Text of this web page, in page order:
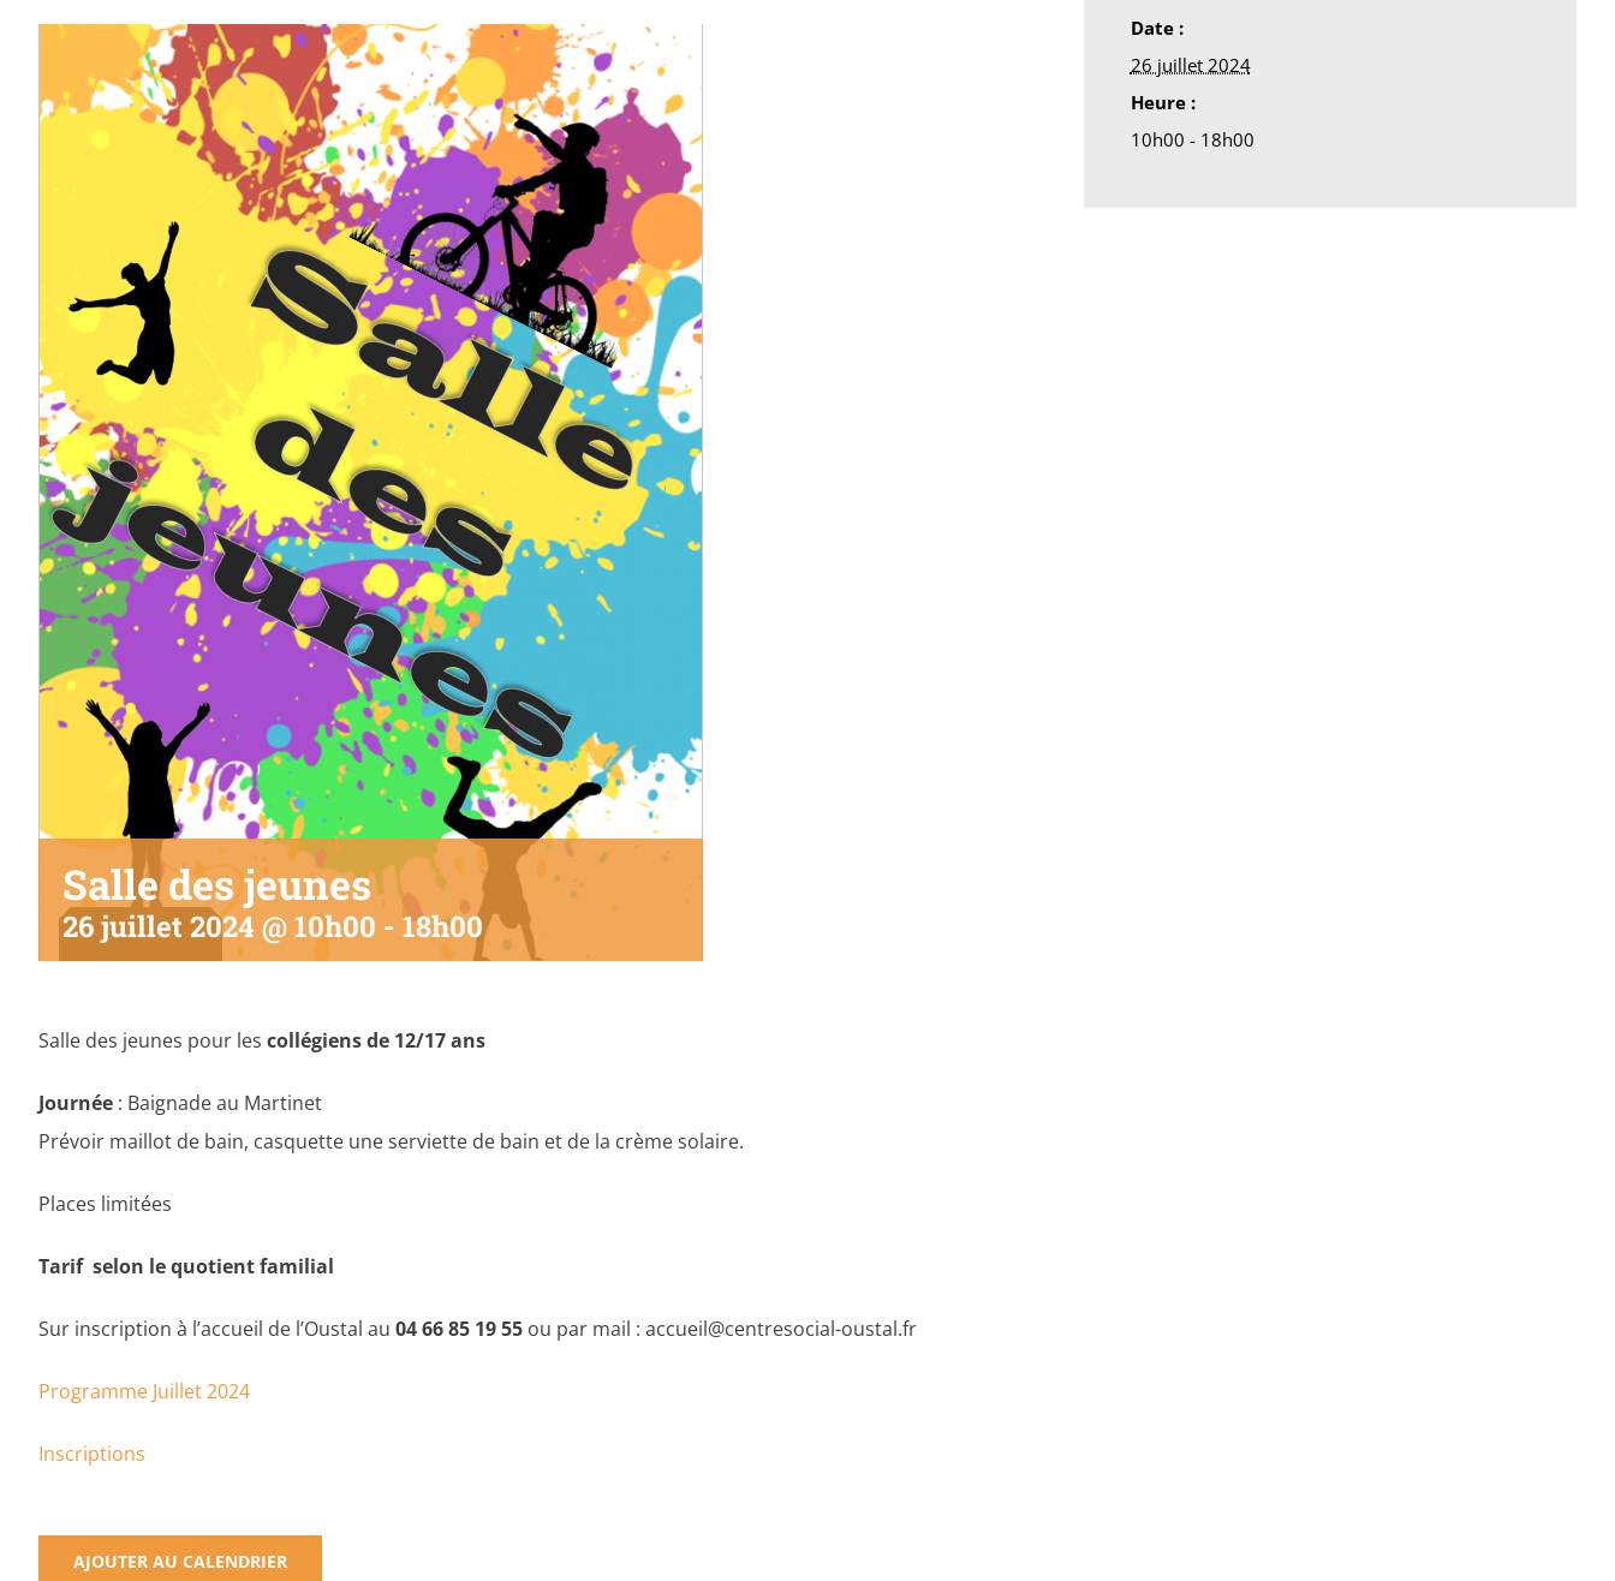
Salle des jeunes
26 juillet 2024 @ 10h00 - 18h00
Salle des jeunes pour les collégiens de 12/17 ans
Journée : Baignade au Martinet
Prévoir maillot de bain, casquette une serviette de bain et de la crème solaire.
Places limitées
Tarif selon le quotient familial
Sur inscription à l’accueil de l’Oustal au 04 66 85 19 55 ou par mail : accueil@centresocial-oustal.fr
Programme Juillet 2024
Inscriptions
AJOUTER AU CALENDRIER
Date :
26 juillet 2024
Heure :
10h00 - 18h00